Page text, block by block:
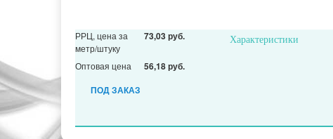
РРЦ, цена за
метр/штуку
73,03 руб.
Оптовая цена
56,18 руб.
ПОД ЗАКАЗ
Характеристики